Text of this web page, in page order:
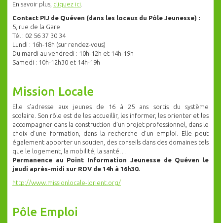
En savoir plus, cliquez ici
Contact PIJ de Quéven (dans les locaux du Pôle Jeunesse) :
5, rue de la Gare
Tél : 02 56 37 30 34
Lundi : 16h-18h (sur rendez-vous)
Du mardi au vendredi : 10h-12h et 14h-19h
Samedi : 10h-12h30 et 14h-19h
Mission Locale
Elle s’adresse aux jeunes de 16 à 25 ans sortis du système
scolaire. Son rôle est de les accueillir, les informer, les orienter et les
accompagner dans la construction d’un projet professionnel, dans le
choix d’une formation, dans la recherche d’un emploi. Elle peut
également apporter un soutien, des conseils dans des domaines tels
que le logement, la mobilité, la santé…
Permanence au Point Information Jeunesse de Quéven le
jeudi après-midi sur RDV de 14h à 16h30.
http://www.missionlocale-lorient.org/
Pôle Emploi